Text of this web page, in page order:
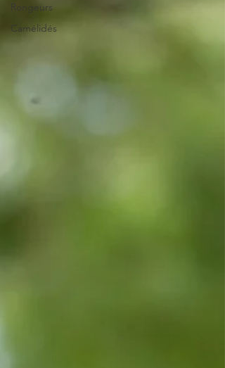
Rongeurs
Camélidés